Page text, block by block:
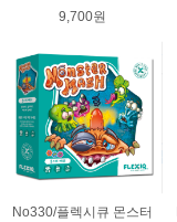
9,700원
No330/플렉시큐 몬스터